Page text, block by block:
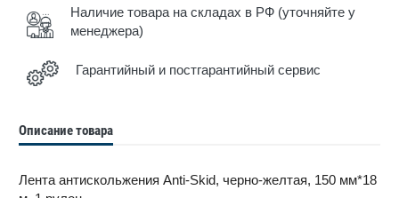
Наличие товара на складах в РФ (уточняйте у
менеджера)
Гарантийный и постгарантийный сервис
Описание товара
Лента антискольжения Anti-Skid, черно-желтая, 150 мм*18